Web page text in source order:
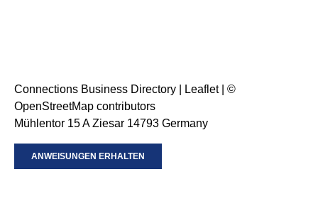
Connections Business Directory Leaflet| ©
OpenStreetMap contributors
Mühlentor 15 A Ziesar 14793 Germany
ANWEISUNGEN ERHALTEN